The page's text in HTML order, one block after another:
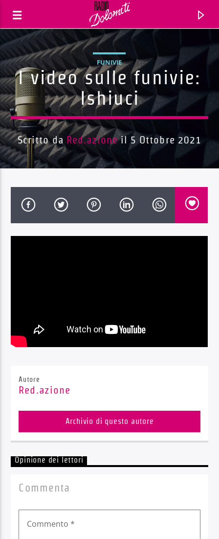
Titolo
Artista
FUNIVIE
I video sulle funivie:
Ishiuci
Scritto da Red.azioneil 5 Ottobre 2021
Autore
Red.azione
Archivio di questo autore
Opinione dei lettori
Commenta